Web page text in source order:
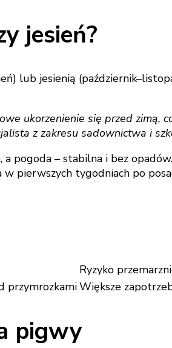
jesień?
lub jesienią
ukorzenienie się przed zimą,
z zakresu sadownictwa i
a pogoda – stabilna i bez
pierwszych tygodniach po
Ryzyko
przymrozkamiWiększe
pigwy